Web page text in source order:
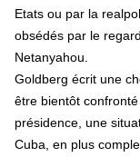
Etats ou par la
obsédés par le
Netanyahou.
Goldberg écrit une
être bientôt
présidence, une
Cuba, en plus